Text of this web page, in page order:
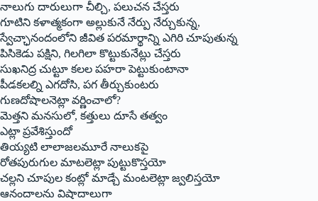
నాలుగు దారులుగా చీల్చి, పలుచన చేస్తరు
గూటిని కళాత్మకంగా అల్లుకునే నేర్పు నేర్చుకున్న,
స్వేచ్ఛానందంలోని జీవిత పరమార్థాన్ని ఎగిరి చూపుతున్న
పిసికెడు పక్షిని, గిలగిలా కొట్టుకునేట్లు చేస్తరు
సుఖనిద్ర చుట్టూ కలల పహరా పెట్టుకుంటానా
పీడకలల్ని ఎగదోసి, పగ తీర్చుకుంటరు
గుణదోషాలనెట్లా వర్ణించాలో?
మెత్తని మనసులో, కత్తులు దూసే తత్వం
ఎట్లా ప్రవేశిస్తుందో
తియ్యటి లాలాజలమూరే నాలుకపై
రోతపురుగుల మాటలెట్లా పుట్టుకొస్తయో
చల్లని చూపుల కంట్లో మాడ్చే మంటలెట్లా జ్వలిస్తయో
ఆనందాలను విషాదాలుగా